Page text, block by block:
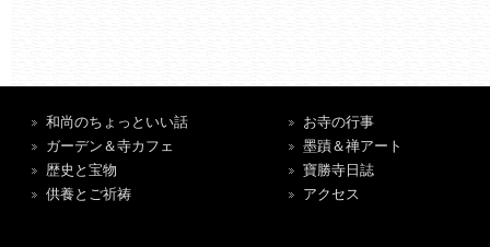
和尚のちょっといい話
ガーデン＆寺カフェ
歴史と宝物
供養とご祈祷
お寺の行事
墨蹟＆禅アート
寶勝寺日誌
アクセス